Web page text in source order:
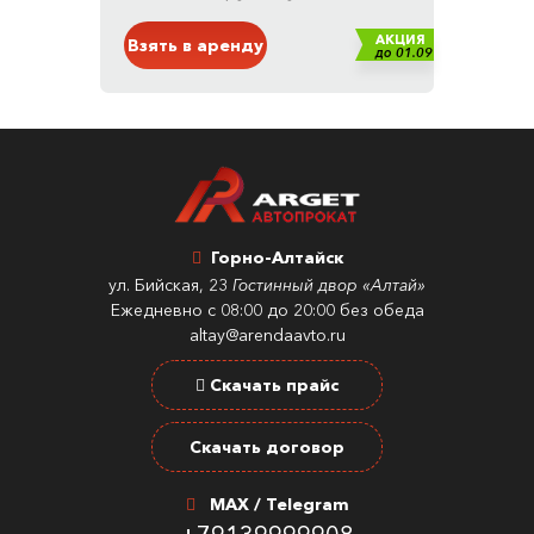
Взять в аренду АКЦИЯ
до 01.09
Горно-Алтайск
ул. Бийская, 23 Гостинный двор «Алтай»
Ежедневно с 08:00 до 20:00 без обеда
altay@arendaavto.ru
Скачать прайс
Скачать договор
MAX / Telegram